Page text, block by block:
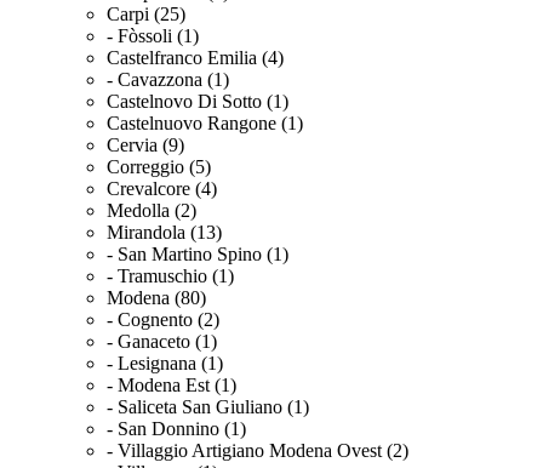
Carpi (25)
- Fòssoli (1)
Castelfranco Emilia (4)
- Cavazzona (1)
Castelnovo Di Sotto (1)
Castelnuovo Rangone (1)
Cervia (9)
Correggio (5)
Crevalcore (4)
Medolla (2)
Mirandola (13)
- San Martino Spino (1)
- Tramuschio (1)
Modena (80)
- Cognento (2)
- Ganaceto (1)
- Lesignana (1)
- Modena Est (1)
- Saliceta San Giuliano (1)
- San Donnino (1)
- Villaggio Artigiano Modena Ovest (2)